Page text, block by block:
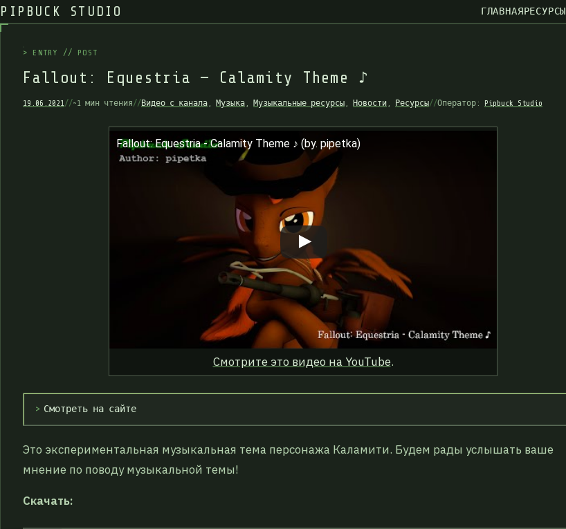
PIPBUCK STUDIO ГЛАВНАЯРЕСУРСЫ
> E NTRY // P O S T
Fallou t : E qu e s tria — Calamity T heme ♪
19.06.2021//~1 мин чтения//Видео с канала , Музыка , Музыкальные ресурсы , Новости , Ресурсы//Оператор: Pipbuck Studio
Fallout: Equestria - Calamity Theme ♪ (by. pipetka)
Смотрите это видео на YouTube.
Смотреть на сайте
Это экспериментальная музыкальная тема персонажа Каламити. Будем рады услышать ваше
мнение по поводу музыкальной темы!
Скачать: